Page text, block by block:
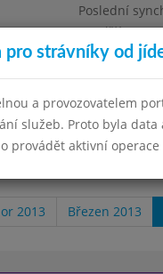
Poslední
Pondělí
Pavlovice u
Kontakty a informace
2013 Březen 2013
pro strávníky od
a provozovatelem
služeb. Proto byla
provádět aktivní